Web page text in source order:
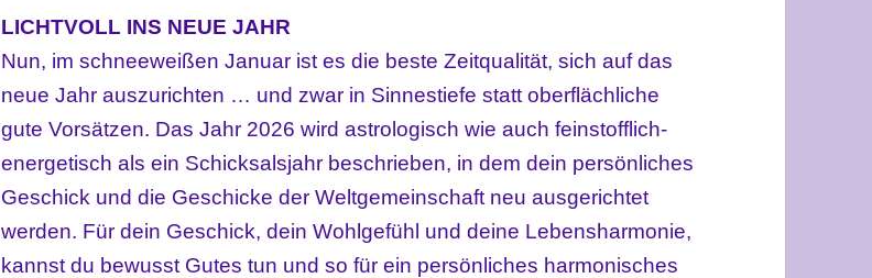
LICHTVOLL INS NEUE JAHR
Nun, im schneeweißen Januar ist es die beste Zeitqualität, sich auf das
neue Jahr auszurichten … und zwar in Sinnestiefe statt oberflächliche
gute Vorsätzen. Das Jahr 2026 wird astrologisch wie auch feinstofflich-
energetisch als ein Schicksalsjahr beschrieben, in dem dein persönliches
Geschick und die Geschicke der Weltgemeinschaft neu ausgerichtet
werden. Für dein Geschick, dein Wohlgefühl und deine Lebensharmonie,
kannst du bewusst Gutes tun und so für ein persönliches harmonisches